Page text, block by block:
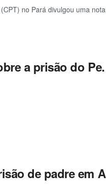
no Pará divulgou uma
a prisão do
de padre em